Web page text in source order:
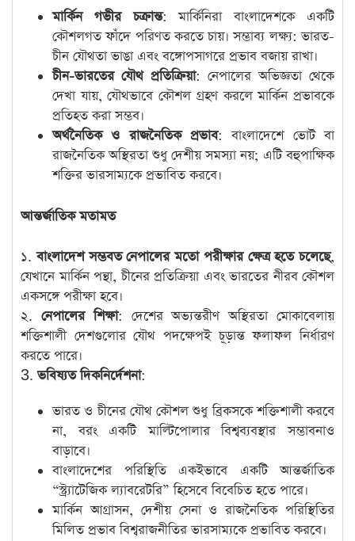
মার্কিন গভীর চক্রান্ত: মার্কিনিরা বাংলাদেশকে একটি
কৌশলগত ফাঁদে পরিণত করতে চায়। সম্ভাব্য লক্ষ্য: ভারত-
চীন যৌথতা ভাঙা এবং বঙ্গোপসাগরে প্রভাব বজায় রাখা।
চীন-ভারতের যৌথ প্রতিক্রিয়া: নেপালের অভিজ্ঞতা থেকে
দেখা যায়, যৌথভাবে কৌশল গ্রহণ করলে মার্কিন প্রভাবকে
প্রতিহত করা সম্ভব।
অর্থনৈতিক ও রাজনৈতিক প্রভাব: বাংলাদেশে ভোট বা
রাজনৈতিক অস্থিরতা শুধু দেশীয় সমস্যা নয়; এটি বহুপাক্ষিক
শক্তির ভারসাম্যকে প্রভাবিত করবে।
আন্তর্জাতিক মতামত
১.বাংলাদেশ সম্ভবত নেপালের মতো পরীক্ষার ক্ষেত্র হতে চলেছে,
যেখানে মার্কিন পন্থা, চীনের প্রতিক্রিয়া এবং ভারতের নীরব কৌশল
একসঙ্গে পরীক্ষা হবে।
২. নেপালের শিক্ষা: দেশের অভ্যন্তরীণ অস্থিরতা মোকাবেলায়
শক্তিশালী দেশগুলোর যৌথ পদক্ষেপই চূড়ান্ত ফলাফল নির্ধারণ
করতে পারে।
3.ভবিষ্যত দিকনির্দেশনা:
ভারত ও চীনের যৌথ কৌশল শুধু ব্রিকসকে শক্তিশালী করবে
না, বরং একটি মাল্টিপোলার বিশ্বব্যবস্থার সম্ভাবনাও
বাড়াবে।
বাংলাদেশের পরিস্থিতি একইভাবে একটি আন্তর্জাতিক
“স্ট্র্যাটেজিক ল্যাবরেটরি” হিসেবে বিবেচিত হতে পারে।
মার্কিন আগ্রাসন, দেশীয় সেনা ও রাজনৈতিক পরিস্থিতির
মিলিত প্রভাব বিশ্বরাজনীতির ভারসাম্যকে প্রভাবিত করবে।